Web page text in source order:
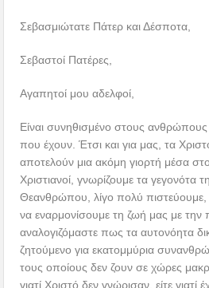
Σεβασμιώτατε Πάτερ και Δέσποτα,
Σεβαστοί Πατέρες,
Αγαπητοί μου αδελφοί,
Είναι συνηθισμένο στους
που έχουν. Έτσι και για μας, τα
αποτελούν μια ακόμη γιορτή μέσα
Χριστιανοί, γνωρίζουμε τα γεγονότα
Θεανθρώπου, λίγο πολύ
να εναρμονίσουμε τη ζωή μας με την
αναλογιζόμαστε πως τα αυτονόητα
ζητούμενο για εκατομμύρια
τους οποίους δεν ζουν σε χώρες
γιατί Χριστό δεν γνώρισαν, είτε γιατί